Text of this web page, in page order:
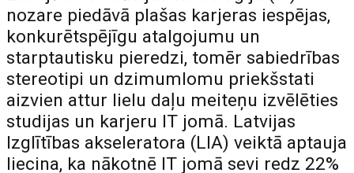
nozare piedāvā plašas karjeras iespējas,
konkurētspējīgu atalgojumu un
starptautisku pieredzi, tomēr sabiedrības
stereotipi un dzimumlomu priekšstati
aizvien attur lielu daļu meiteņu izvēlēties
studijas un karjeru IT jomā. Latvijas
Izglītības akseleratora (LIA) veiktā aptauja
liecina, ka nākotnē IT jomā sevi redz 22%